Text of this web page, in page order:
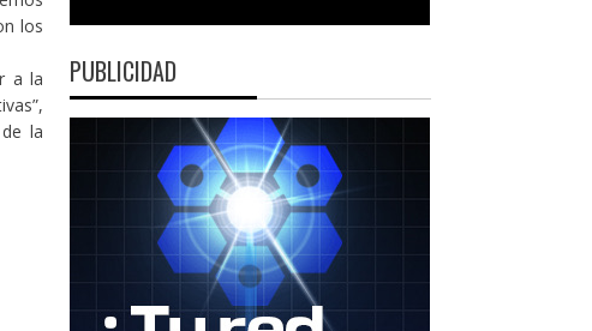
los
a la
la
PUBLICIDAD